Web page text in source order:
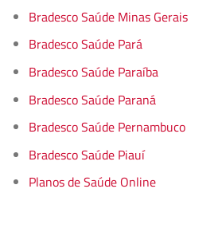
Bradesco Saúde Minas Gerais
Bradesco Saúde Pará
Bradesco Saúde Paraíba
Bradesco Saúde Paraná
Bradesco Saúde Pernambuco
Bradesco Saúde Piauí
Planos de Saúde Online